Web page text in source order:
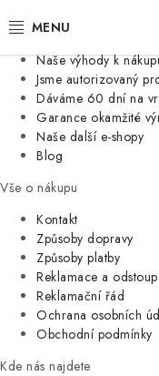
Jsme tradiční česká
Naše výhody k
Jsme autorizovaný
Dáváme 60 dní na
Garance okamžité
Naše další e-shopy
Blog
Vše o nákupu
Kontakt
Způsoby dopravy
Způsoby platby
Reklamace a
Reklamační řád
Ochrana osobních
Obchodní podmínky
Kde nás najdete
KOŠE
SÁČKY
KUCHYNĚ
ORGANIZACE
DOMÁCNOST
ÚKLID